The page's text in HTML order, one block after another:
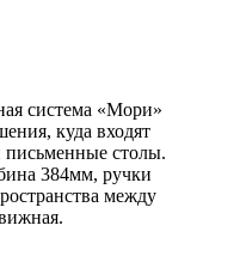
система «Мори»
куда входят
столы.
384мм, ручки
между